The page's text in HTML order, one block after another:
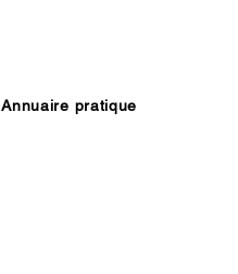
Annuaire pratique